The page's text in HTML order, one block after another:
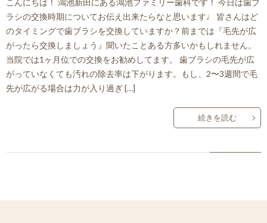
こんにちは！ 鴻池新田にある鴻池ファミリー歯科です！ 今日は歯ブ
ラシの交換時期についてお伝え出来たらなと思います♩ 皆さんはど
のタイミングで歯ブラシを交換していますか？前までは『毛先が広
がったら交換しましょう』聞いたことある方多いかもしれません。
当院では1ヶ月位での交換をお勧めしてます。 歯ブラシの毛先が広
がっていなくても汚れの除去率は下がります。もし、2〜3週間で毛
先が広がる場合は力が入り過ぎ […]
続きを読む